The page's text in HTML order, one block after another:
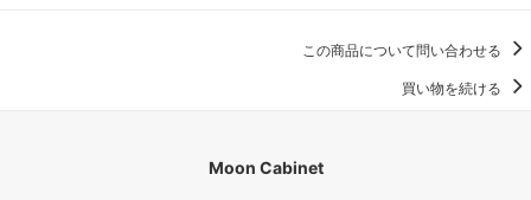
この商品について問い合わせる
買い物を続ける
Moon Cabinet